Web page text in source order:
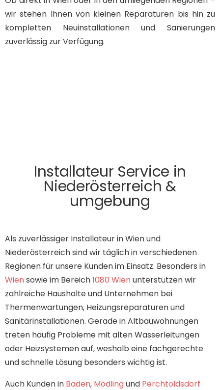
wir stehen Ihnen von kleinen Reparaturen bis hin zu
kompletten Neuinstallationen und Sanierungen
zuverlässig zur Verfügung.
Installateur Service in
Niederösterreich &
umgebung
Als zuverlässiger Installateur in Wien und
Niederösterreich sind wir täglich in verschiedenen
Regionen für unsere Kunden im Einsatz. Besonders in
Wiensowie im Bereich1080 Wienunterstützen wir
zahlreiche Haushalte und Unternehmen bei
Thermenwartungen, Heizungsreparaturen und
Sanitärinstallationen. Gerade in Altbauwohnungen
treten häufig Probleme mit alten Wasserleitungen
oder Heizsystemen auf, weshalb eine fachgerechte
und schnelle Lösung besonders wichtig ist.
Auch Kunden in Baden, Mödlingund Perchtoldsdorf